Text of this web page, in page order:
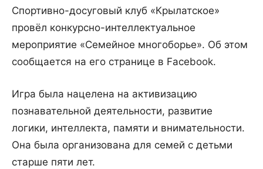
Спортивно-досуговый клуб «Крылатское»
провёл конкурсно-интеллектуальное
мероприятие «Семейное многоборье». Об этом
сообщается на его странице в Facebook.
Игра была нацелена на активизацию
познавательной деятельности, развитие
логики, интеллекта, памяти и внимательности.
Она была организована для семей с детьми
старше пяти лет.